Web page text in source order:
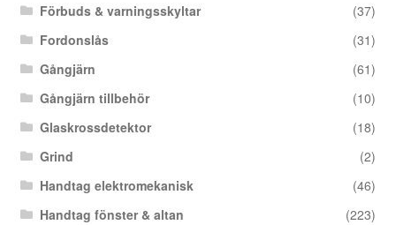
Förbuds & varningsskyltar
(37)
Fordonslås
(31)
Gångjärn
(61)
Gångjärn tillbehör
(10)
Glaskrossdetektor
(18)
Grind
(2)
Handtag elektromekanisk
(46)
Handtag fönster & altan
(223)